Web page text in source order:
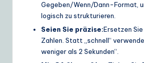
Gegeben/Wenn/Dann-Format,
logisch zu strukturieren.
Seien Sie präzise:Ersetzen
Zahlen. Statt „schnell“
weniger als 2 Sekunden“.